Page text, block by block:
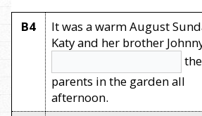
B4
It was a warm August
Katy and her brother
parents in the garden all
afternoon.